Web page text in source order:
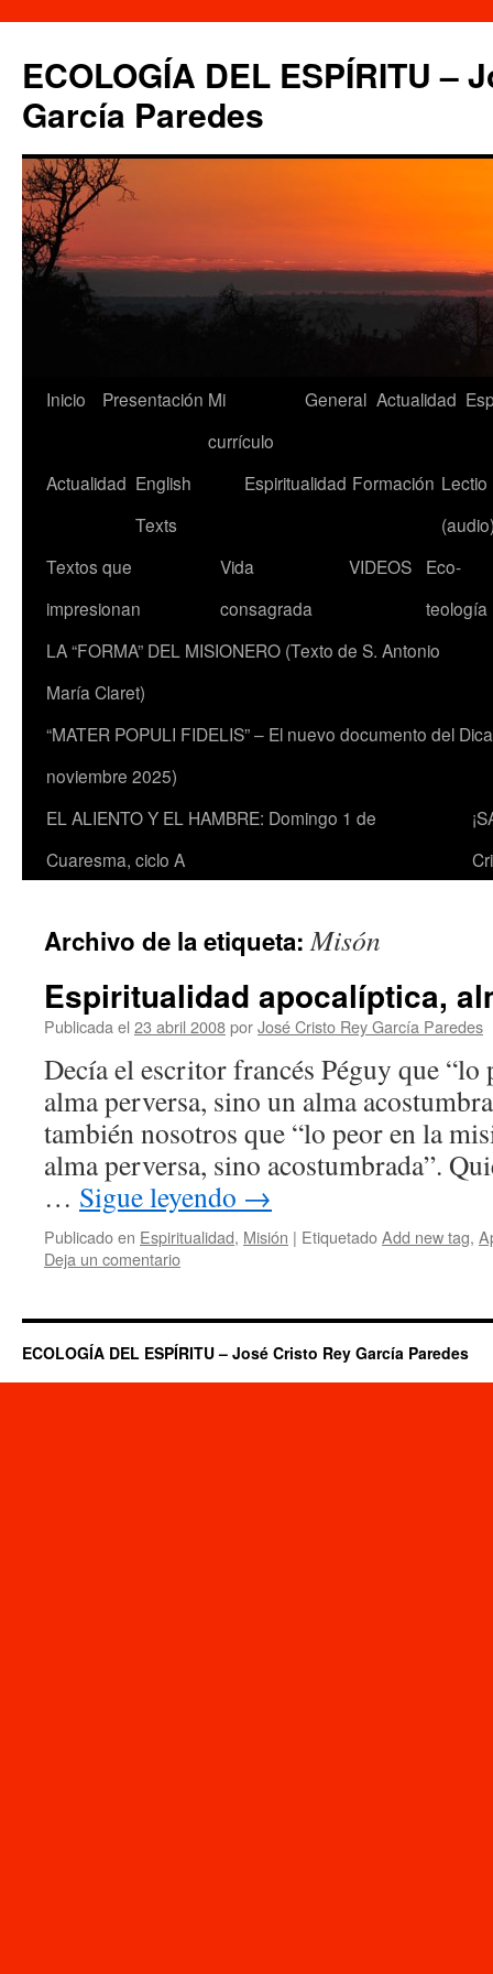
contenido
ECOLOGÍA DEL ESPÍRITU –
García Paredes
Inicio Presentación Mi
currículo
General Actualidad
Actualidad English
Texts
Espiritualidad Formación Lectio
Textos que
impresionan
Vida
consagrada
VIDEOS
Eco-
teología
LA “FORMA” DEL MISIONERO (Texto de S. Antonio
María Claret)
“MATER POPULI FIDELIS” – El nuevo documento del
noviembre 2025)
EL ALIENTO Y EL HAMBRE: Domingo 1 de
Cuaresma, ciclo A
Archivo de la etiqueta:Misón
Espiritualidad apocalíptica,
Publicada el 23 abril 2008porJosé Cristo Rey García Paredes
Decía el escritor francés Péguy que “lo
alma perversa, sino un alma
también nosotros que “lo peor en la
alma perversa, sino acostumbrada”.
… Sigue leyendo →
Publicado en Espiritualidad, Misión | EtiquetadoAdd new tag,
Deja un comentario
ECOLOGÍA DEL ESPÍRITU – José Cristo Rey García Paredes